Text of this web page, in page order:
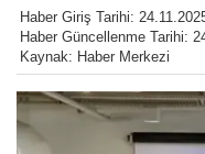
Haber Giriş Tarihi:
Haber Güncellenme Tarihi:
Kaynak: Haber Merkezi